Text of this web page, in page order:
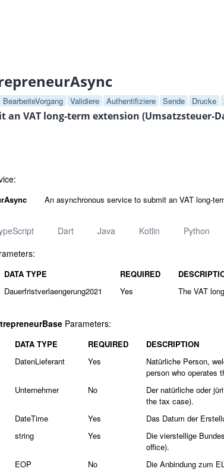
BearbeiteVorgang Validiere Authentifiziere Sende Drucke
an VAT long-term extension
An asynchronous service to submit an VAT long-
Dart Java Kotlin Python
DATA TYPE REQUIRED
Dauerfristverlaengerung2021 Yes The VAT
Parameters:
DATA TYPE REQUIRED
DESCRIPTION
DatenLieferant Yes
Natürliche Person,
person who operates
Unternehmer No
Der natürliche oder
the tax case).
DateTime Yes
Das Datum der
string Yes
Die vierstellige
office).
EOP No
Die Anbindung zum